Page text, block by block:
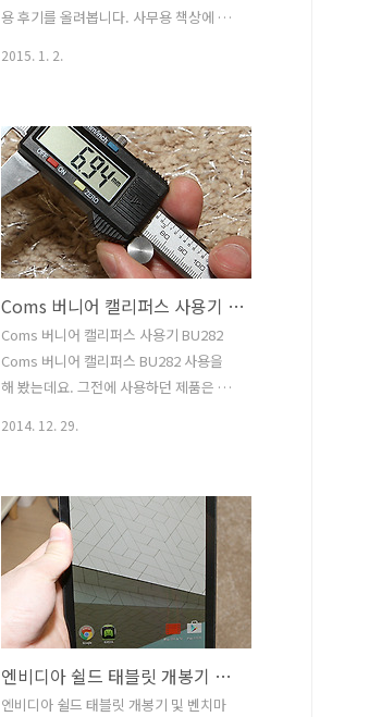
구요. 근데 하단에 충격을 흡수해줄만한
용 후기를 올려봅니다. 사무용 책상에 마
길어서 당김이 있을 때 입니다. 이럴 때 줄
이 항상 일정장소에 있게 하는게 마우스
번지대 입니다. 케이블을 바닥과 닿지 않
게 약간 띄워주는 역할도 해서 마우스가
다른 부분돠 닿으면서 불편함이 생기는것
도 해소할 수 있습니다. PILLAR CA-5000
은 마우스 번지대 이외에 볼륨 조절기와
오디오,마이크 단자를 출력하는 역할도
함께 수행 합니다. 볼륨 조절기가 없는 오
디오 스피커 등을 컴퓨터에 물려서 사용
하셨던 분들도 이 장치를 이용하면 편하
2015. 1. 2.
Coms 버니어 캘리퍼스 사용기 BU282
Coms 버니어 캘리퍼스 사용기 BU282
Coms 버니어 캘리퍼스 BU282 사용을
해 봤는데요. 그전에 사용하던 제품은 미
좀 불편하더군요. 디지털 숫자로 나타는
게 더 편해서 Coms 버니어 캘리퍼스를
사용했습니다. 사용후에는 숫자로 두께가
나타나므로 사진으로 보여드리기 더 편하
게 될듯하네요. 스마트폰의 두께 측정시
나 또는 SSD의 두께 측정시에도 자주 사
용하게 될 것입니다. 미스토요에서도 디
지털형 제품이 있고 물론 제품의 품질은
상당히 좋은데요. 다만 가격이 너무 높아
2014. 12. 29.
엔비디아 쉴드 태블릿 개봉기 및 벤치마크
엔비디아 쉴드 태블릿 개봉기 및 벤치마